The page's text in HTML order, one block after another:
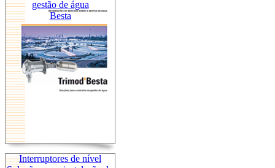
gestão de água
Besta
Interruptores de nível